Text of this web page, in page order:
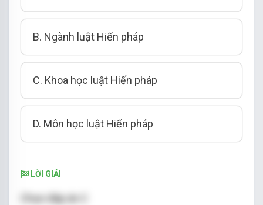
B. Ngành luật Hiến pháp
C. Khoa học luật Hiến pháp
D. Môn học luật Hiến pháp
LỜI GIẢI
Chọn đáp án C